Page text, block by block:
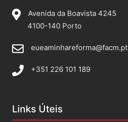
Avenida da Boavista 4245
4100-140 Porto
eueaminhareforma@facm.pt
+351 226 101 189
Links Úteis